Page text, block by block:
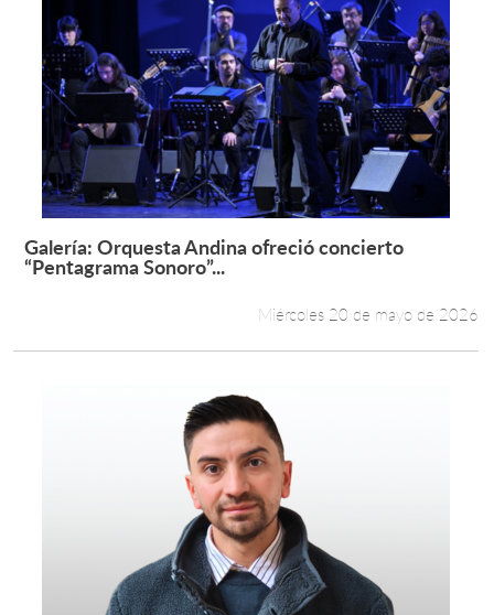
Leer más +
Galería: Orquesta Andina ofreció concierto
“Pentagrama Sonoro”...
Miércoles 20 de mayo de 2026